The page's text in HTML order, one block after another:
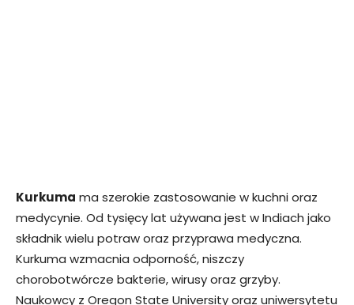
Kurkuma ma szerokie zastosowanie w kuchni oraz
medycynie. Od tysięcy lat używana jest w Indiach jako
składnik wielu potraw oraz przyprawa medyczna.
Kurkuma wzmacnia odporność, niszczy
chorobotwórcze bakterie, wirusy oraz grzyby.
Naukowcy z Oregon State University oraz uniwersytetu